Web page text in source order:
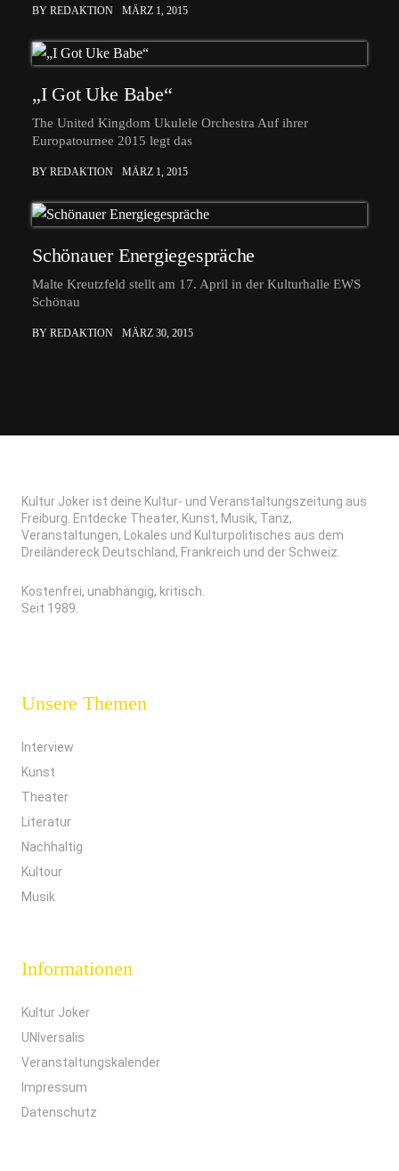
BY REDAKTION MÄRZ 1, 2015
„I Got Uke Babe“
The United Kingdom Ukulele Orchestra Auf ihrer
Europatournee 2015 legt das
BY REDAKTION MÄRZ 1, 2015
Schönauer Energiegespräche
Malte Kreutzfeld stellt am 17. April in der Kulturhalle EWS
Schönau
BY REDAKTION MÄRZ 30, 2015
Kultur Joker ist deine Kultur- und Veranstaltungszeitung aus
Freiburg. Entdecke Theater, Kunst, Musik, Tanz,
Veranstaltungen, Lokales und Kulturpolitisches aus dem
Dreiländereck Deutschland, Frankreich und der Schweiz.
Kostenfrei, unabhängig, kritisch.
Seit 1989.
Unsere Themen
Interview
Kunst
Theater
Literatur
Nachhaltig
Kultour
Musik
Informationen
Kultur Joker
UNIversalis
Veranstaltungskalender
Impressum
Datenschutz